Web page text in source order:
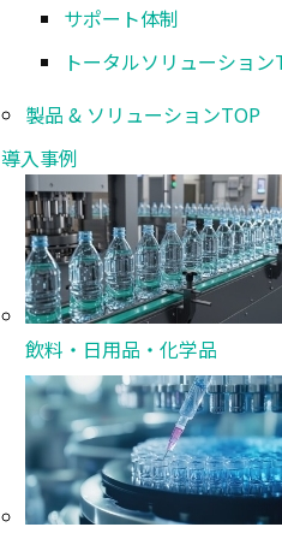
サポート体制
トータルソリューション
製品 & ソリューションTOP
導入事例
飲料・日用品・化学品